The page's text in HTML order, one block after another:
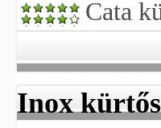
Cata
Inox